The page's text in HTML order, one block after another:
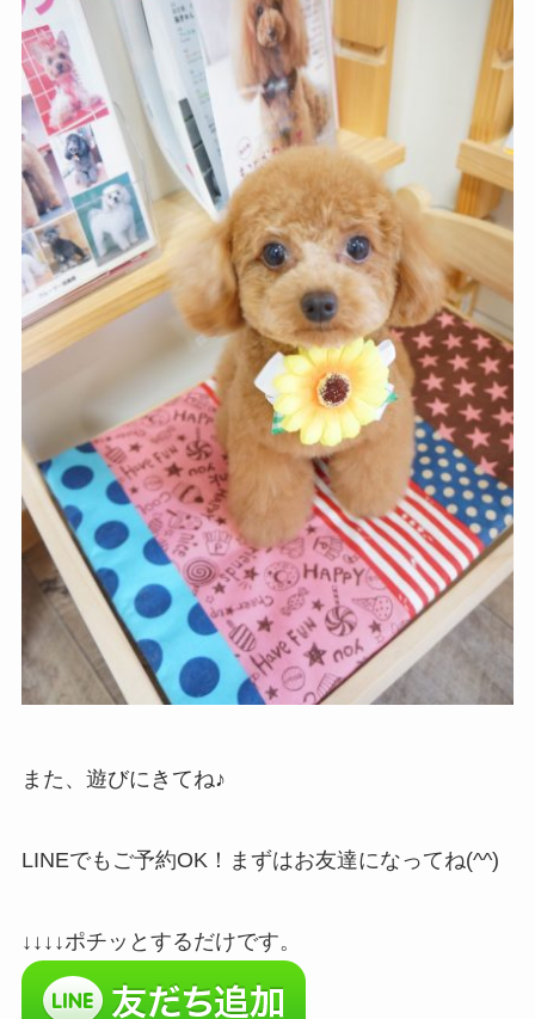
また、遊びにきてね♪
LINEでもご予約OK！まずはお友達になってね(^^)
↓↓↓↓ポチッとするだけです。